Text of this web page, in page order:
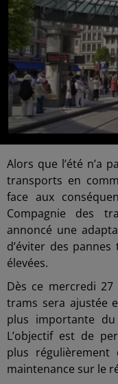
Alors que l’été n’a
transports en
face aux
Compagnie des
annoncé une
d’éviter des
élevées.
Dès ce mercredi
trams sera ajustée
plus importante
L’objectif est de
plus régulièrement
maintenance sur le